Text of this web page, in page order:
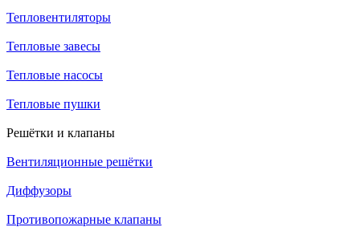
Тепловентиляторы
Тепловые завесы
Тепловые насосы
Тепловые пушки
Решётки и клапаны
Вентиляционные решётки
Диффузоры
Противопожарные клапаны